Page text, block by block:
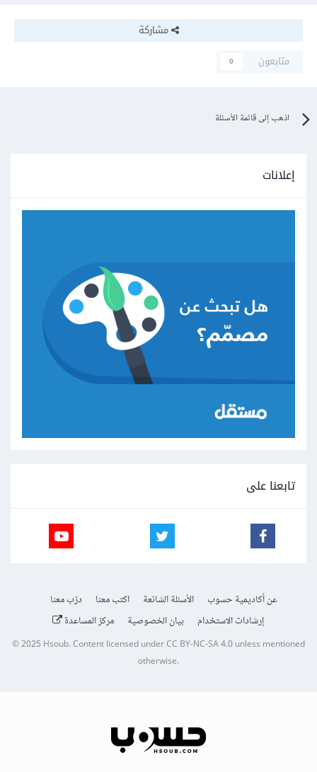
مشاركة
متابعون
0
اذهب إلى قائمة الأسئلة
إعلانات
تابعنا على
عن أكاديمية حسوب الأسئلة الشائعة اكتب معنا
درّب معنا
إرشادات الاستخدام
بيان الخصوصية مركز المساعدة
© 2025Hsoub.Content licensed underCC BY-NC-SA 4.0unless mentioned
otherwise.